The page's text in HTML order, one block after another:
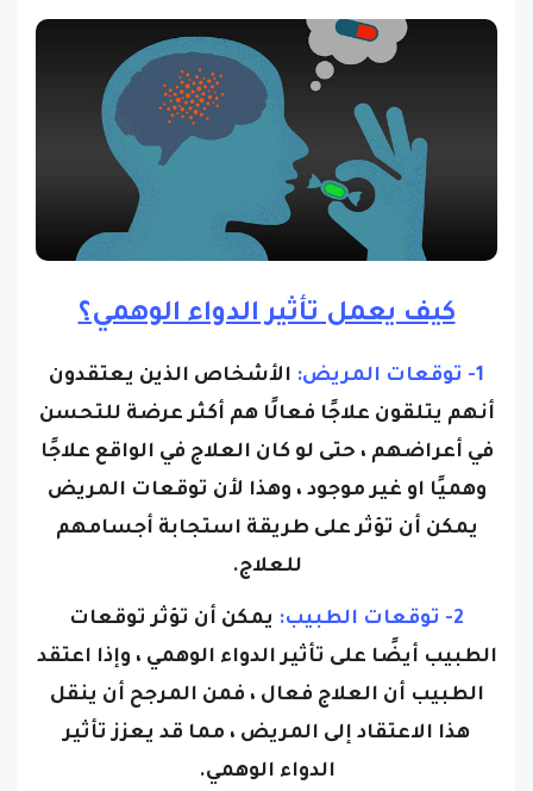
الأشخاص الذين يعتقدون
أنهم يتلقون علاجًا فعالًا هم أكثر عرضة للتحسن
في أعراضهم ، حتى لو كان العلاج في الواقع علاجًا
وهميًا او غير موجود ، وهذا لأن توقعات المريض
يمكن أن تؤثر على طريقة استجابة أجسامهم
للعلاج.
يمكن أن تؤثر توقعات
الطبيب أيضًا على تأثير الدواء الوهمي ، وإذا اعتقد
الطبيب أن العلاج فعال ، فمن المرجح أن ينقل
هذا الاعتقاد إلى المريض ، مما قد يعزز تأثير
الدواء الوهمي.